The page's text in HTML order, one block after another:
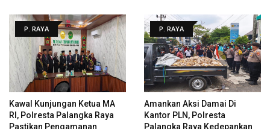
P. RAYA
Kawal Kunjungan Ketua MA
RI, Polresta Palangka Raya
Pastikan Pengamanan
P. RAYA
Amankan Aksi Damai Di
Kantor PLN, Polresta
Palangka Raya Kedepankan